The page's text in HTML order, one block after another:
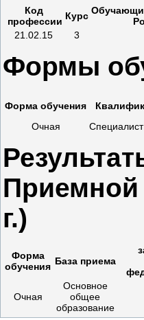
Код
профессии Курс
21.02.15 3
Формы
Форма обучения
Очная
Приемной
г.)
Форма
обучения База приема
Очная
Основное
общее
образование